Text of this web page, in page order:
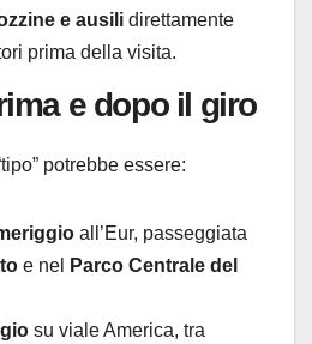
e ausili direttamente
prima della visita.
e dopo il giro
potrebbe essere:
all’Eur, passeggiata
e nel
Parco Centrale del
su viale America, tra